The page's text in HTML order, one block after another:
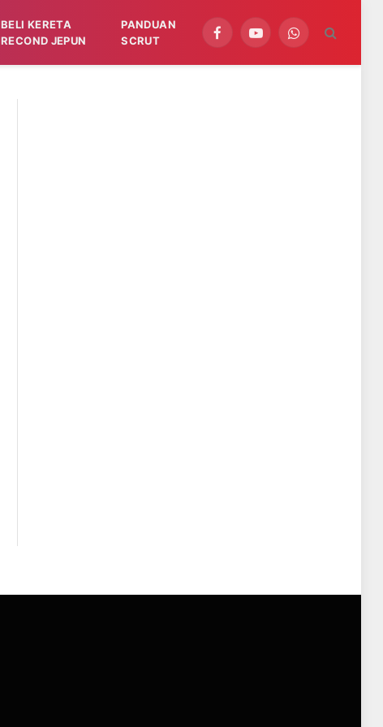
BELI KERETA
RECOND JEPUN
PANDUAN
SCRUT
FacebookYouTubeWhatsApp